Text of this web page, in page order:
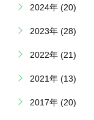
2024年 (20)
2023年 (28)
2022年 (21)
2021年 (13)
2017年 (20)